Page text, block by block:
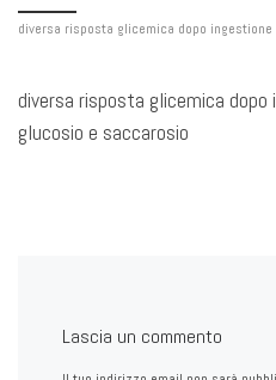
diversa risposta glicemica dopo
diversa risposta glicemica
glucosio e saccarosio
Lascia un commento